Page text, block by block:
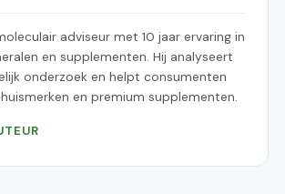
adviseur met 10 jaar ervaring in
en supplementen. Hij analyseert
onderzoek en helpt consumenten
en premium supplementen.